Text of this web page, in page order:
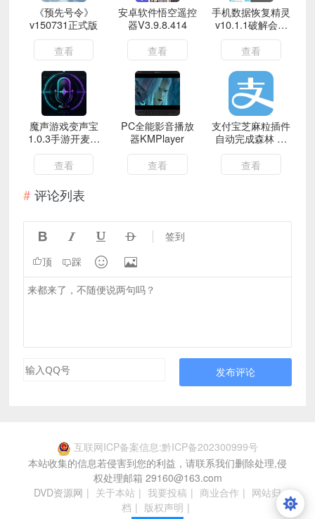
《预先号令》
v150731正式版
查看
安卓软件悟空遥控
器V3.9.8.414
查看
手机数据恢复精灵
v10.1.1破解会员
版
查看
魔声游戏变声宝
1.0.3手游开麦整
活变声解锁会员
查看
PC全能影音播放
器KMPlayer
查看
支付宝芝麻粒插件
自动完成森林 庄
园 农场等
查看
评论列表
    签到
顶 踩  
发布评论
互联网ICP备案信息:黔ICP备202300999号
本站收集的信息若侵害到您的利益，请联系我们删除处理,侵
权处理邮箱 29160@163.com
DVD资源网 | 关于本站 | 我要投稿 | 商业合作 | 网站归
档 | 版权声明 |